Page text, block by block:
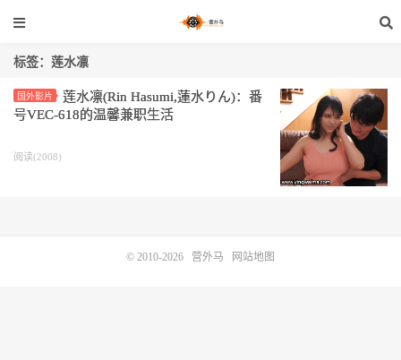
标签：莲水凛
国外影片
莲水凛(Rin Hasumi,蓮水りん)：番
号VEC-618的温馨兼职生活
阅读(2008)
© 2010-2026 营外马 网站地图